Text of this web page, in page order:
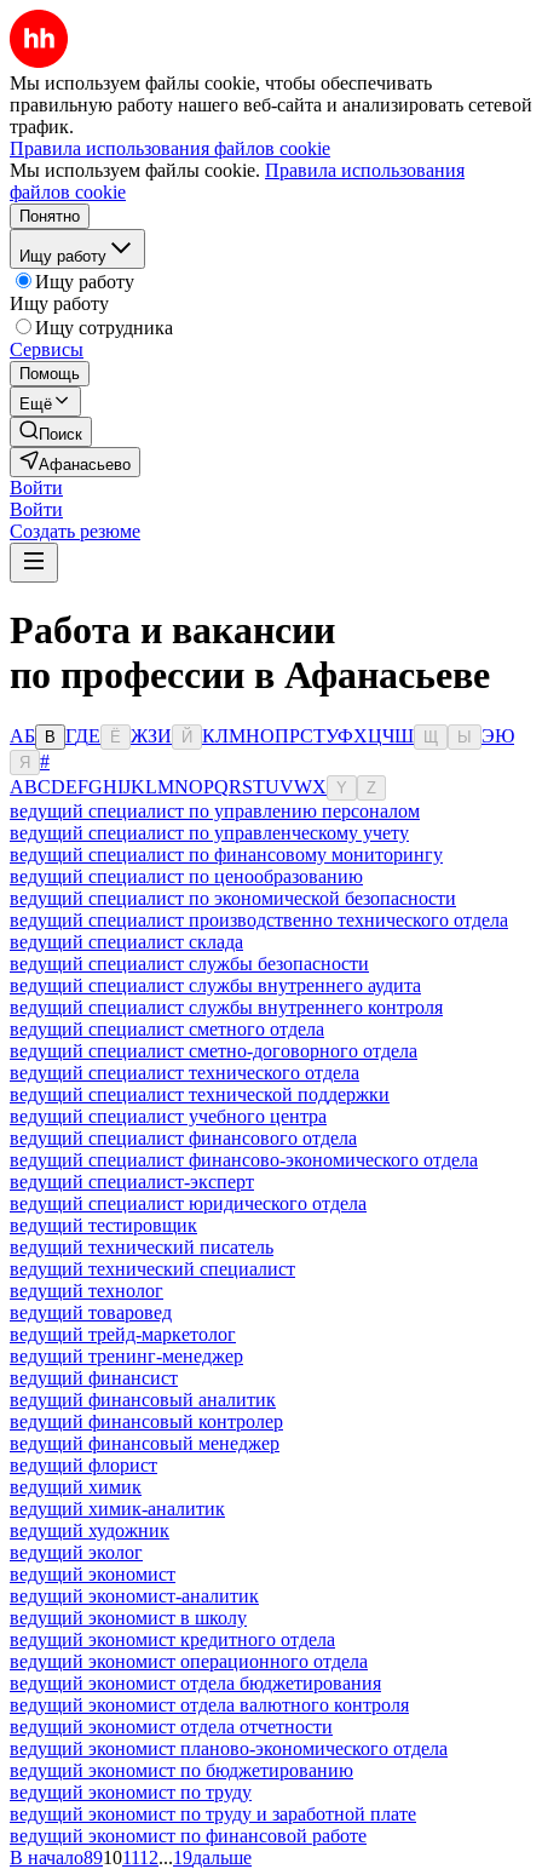
Мы используем файлы cookie, чтобы обеспечивать
правильную работу нашего веб-сайта и анализировать сетевой
трафик.
Правила использования файлов cookie
Мы используем файлы cookie. Правила использования
файлов cookie
Понятно
Ищу работу
Ищу работу
Ищу работу
Ищу сотрудника
Сервисы
Помощь
Ещё
Поиск
Афанасьево
Войти
Войти
Создать резюме
Работа и вакансии
по профессии в Афанасьеве
АБ В ГДЕ Ё ЖЗИ Й КЛМНОПРСТУФХЦЧШ Ы ЭЮ
Я
#
ABCDEFGHIJKLMNOPQRSTUVWX Y Z
ведущий специалист по управлению персоналом
ведущий специалист по управленческому учету
ведущий специалист по финансовому мониторингу
ведущий специалист по ценообразованию
ведущий специалист по экономической безопасности
ведущий специалист производственно технического отдела
ведущий специалист склада
ведущий специалист службы безопасности
ведущий специалист службы внутреннего аудита
ведущий специалист службы внутреннего контроля
ведущий специалист сметного отдела
ведущий специалист сметно-договорного отдела
ведущий специалист технического отдела
ведущий специалист технической поддержки
ведущий специалист учебного центра
ведущий специалист финансового отдела
ведущий специалист финансово-экономического отдела
ведущий специалист-эксперт
ведущий специалист юридического отдела
ведущий тестировщик
ведущий технический писатель
ведущий технический специалист
ведущий технолог
ведущий товаровед
ведущий трейд-маркетолог
ведущий тренинг-менеджер
ведущий финансист
ведущий финансовый аналитик
ведущий финансовый контролер
ведущий финансовый менеджер
ведущий флорист
ведущий химик
ведущий химик-аналитик
ведущий художник
ведущий эколог
ведущий экономист
ведущий экономист-аналитик
ведущий экономист в школу
ведущий экономист кредитного отдела
ведущий экономист операционного отдела
ведущий экономист отдела бюджетирования
ведущий экономист отдела валютного контроля
ведущий экономист отдела отчетности
ведущий экономист планово-экономического отдела
ведущий экономист по бюджетированию
ведущий экономист по труду
ведущий экономист по труду и заработной плате
ведущий экономист по финансовой работе
В начало89101112...19дальше